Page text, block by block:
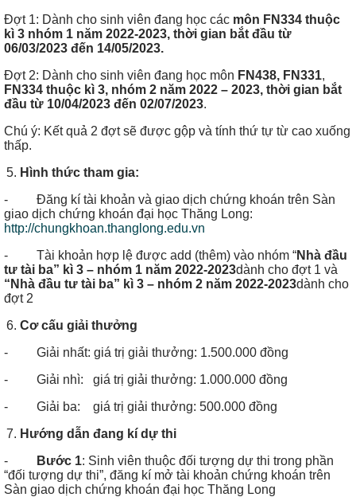
Đợt 1: Dành cho sinh viên đang học các môn FN334 thuộc
kì 3 nhóm 1 năm 2022-2023, thời gian bắt đầu từ
06/03/2023 đến 14/05/2023.
Đợt 2: Dành cho sinh viên đang học môn FN438, FN331,
FN334 thuộc kì 3, nhóm 2 năm 2022 – 2023, thời gian bắt
đầu từ 10/04/2023 đến 02/07/2023.
Chú ý: Kết quả 2 đợt sẽ được gộp và tính thứ tự từ cao xuống
thấp.
Hình thức tham gia:
- Đăng kí tài khoản và giao dịch chứng khoán trên Sàn
giao dịch chứng khoán đại học Thăng Long:
http://chungkhoan.thanglong.edu.vn
- Tài khoản hợp lệ được add (thêm) vào nhóm “Nhà đầu
tư tài ba” kì 3 – nhóm 1 năm 2022-2023dành cho đợt 1 và
“Nhà đầu tư tài ba” kì 3 – nhóm 2 năm 2022-2023dành cho
đợt 2
Cơ cấu giải thưởng
- Giải nhất: giá trị giải thưởng: 1.500.000 đồng
- Giải nhì: giá trị giải thưởng: 1.000.000 đồng
- Giải ba: giá trị giải thưởng: 500.000 đồng
Hướng dẫn đang kí dự thi
-
Bước 1: Sinh viên thuộc đối tượng dự thi trong phần
“đối tượng dự thi”, đăng kí mở tài khoản chứng khoán trên
Sàn giao dịch chứng khoán đại học Thăng Long